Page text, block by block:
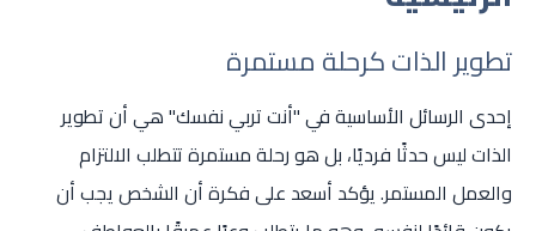
تطوير الذات كرحلة مستمرة
إحدى الرسائل الأساسية في "أنت تربي نفسك" هي أن تطوير
الذات ليس حدثًا فرديًا، بل هو رحلة مستمرة تتطلب الالتزام
والعمل المستمر. يؤكد أسعد على فكرة أن الشخص يجب أن